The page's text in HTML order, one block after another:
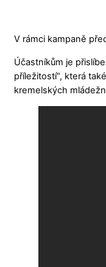
V rámci kampaně
Účastníkům je
příležitostí“, která
kremelských